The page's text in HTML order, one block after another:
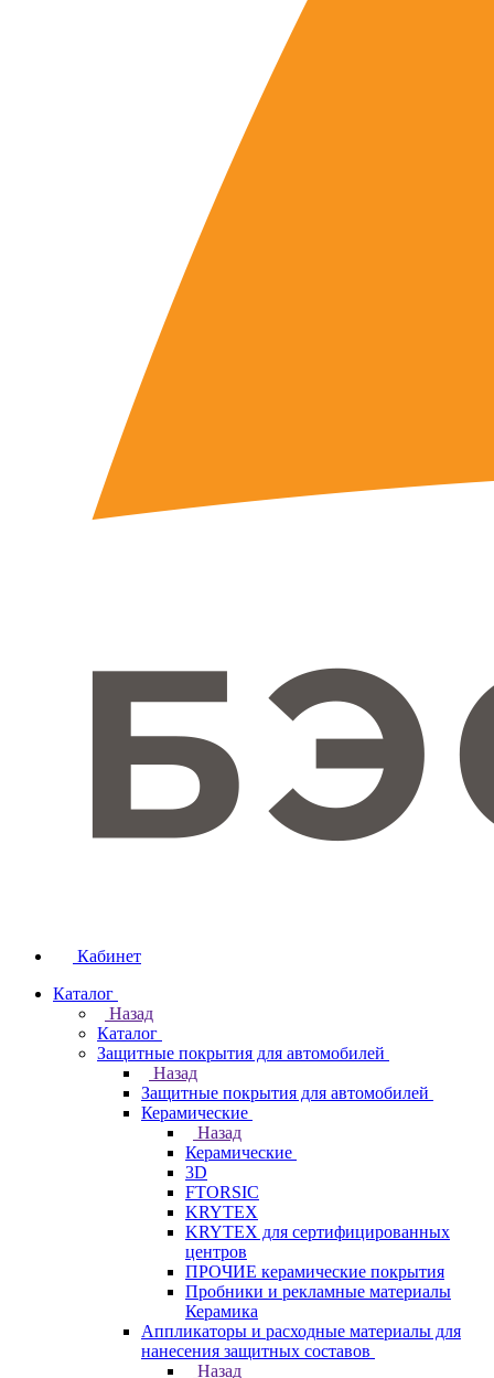
Кабинет
Каталог
Назад
Каталог
Защитные покрытия для автомобилей
Назад
Защитные покрытия для автомобилей
Керамические
Назад
Керамические
3D
FTORSIC
KRYTEX
KRYTEX для сертифицированных
центров
ПРОЧИЕ керамические покрытия
Пробники и рекламные материалы
Керамика
Аппликаторы и расходные материалы для
нанесения защитных составов
Назад